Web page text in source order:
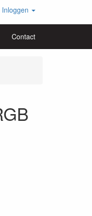
Inloggen
Contact